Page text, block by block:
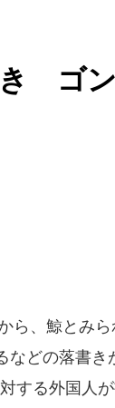
ゴ
ら、鯨とみ
などの落書
する外国人